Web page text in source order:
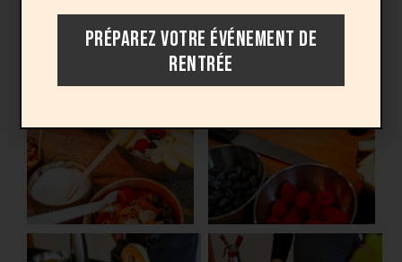
PRÉPAREZ VOTRE ÉVÉNEMENT DE
RENTRÉE